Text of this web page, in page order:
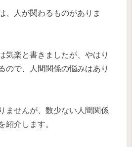
、人が関わるものがありま
気楽と書きましたが、やはり
ので、人間関係の悩みはあり
ませんが、数少ない人間関係
紹介します。